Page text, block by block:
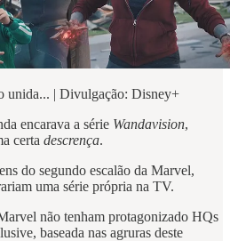
unida... | Divulgação: Disney+
encarava a série Wandavision,
certa descrença.
do segundo escalão da Marvel,
uma série própria na TV.
não tenham protagonizado HQs
baseada nas agruras deste